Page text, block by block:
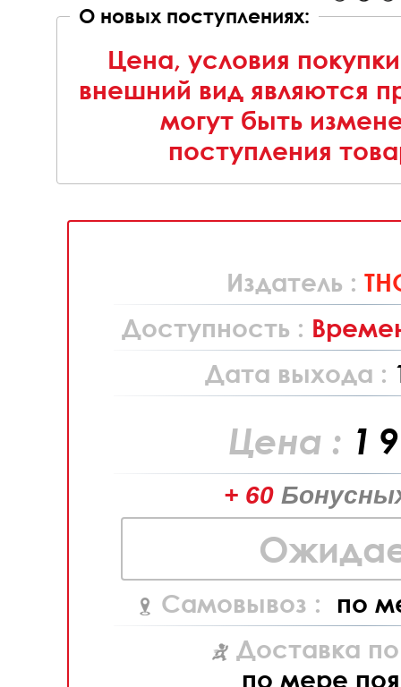
О новых поступлениях:
Цена, условия
внешний вид являются
могут быть
поступления
Издатель :
Доступность :
Дата выхода :
Цена : 1
+ 60
Самовывоз : по
Доставка
по мере